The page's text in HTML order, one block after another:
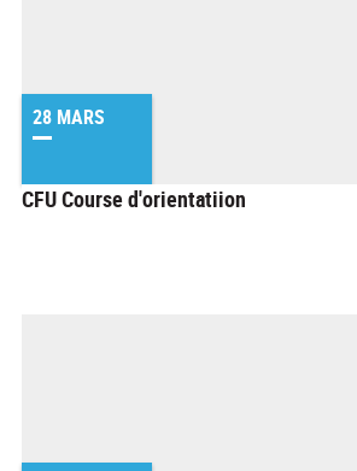
28 MARS
CFU Course d'orientatiion